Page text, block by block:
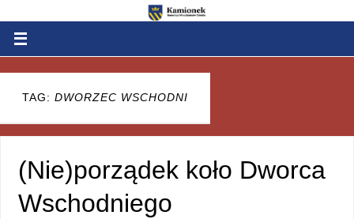
TAG: DWORZEC WSCHODNI
(Nie)porządek koło Dworca
Wschodniego